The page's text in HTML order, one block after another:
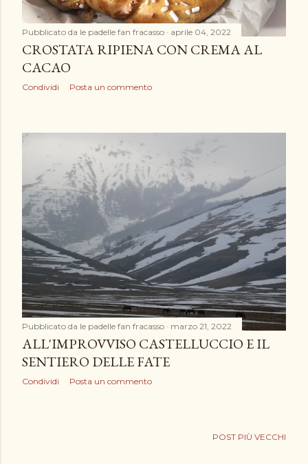
Pubblicato da le padelle fan fracasso aprile 04, 2022
CROSTATA RIPIENA CON CREMA AL
CACAO
Condividi Posta un commento
Pubblicato da le padelle fan fracasso marzo 21, 2022
ALL'IMPROVVISO CASTELLUCCIO E IL
SENTIERO DELLE FATE
Condividi Posta un commento
POST PIÙ VECCHI